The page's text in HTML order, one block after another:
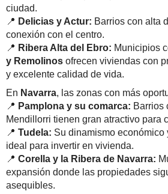
ciudad.
📍 Delicias y Actur: Barrios con alta
conexión con el centro.
📍 Ribera Alta del Ebro: Municipios
y Remolinos ofrecen viviendas con
y excelente calidad de vida.
En Navarra, las zonas con más
📍 Pamplona y su comarca: Barrios
Mendillorri tienen gran atractivo para
📍 Tudela: Su dinamismo económico
ideal para invertir en vivienda.
📍 Corella y la Ribera de Navarra:
expansión donde las propiedades
asequibles.